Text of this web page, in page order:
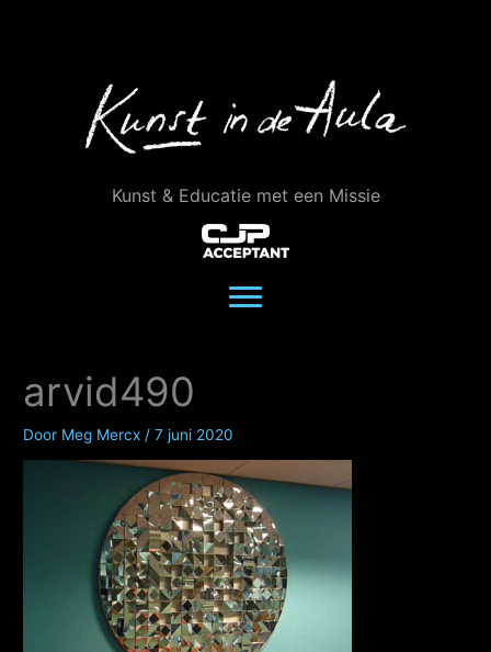
Kunst & Educatie met een Missie
arvid490
Door Meg Mercx /7 juni 2020